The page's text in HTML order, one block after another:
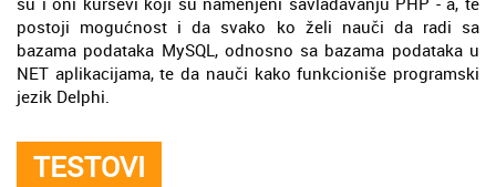
postoji mogućnost i da svako ko želi nauči da radi sa
bazama podataka MySQL, odnosno sa bazama podataka u
NET aplikacijama, te da nauči kako funkcioniše programski
jezik Delphi.
TESTOVI